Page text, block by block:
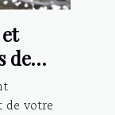
de
de votre